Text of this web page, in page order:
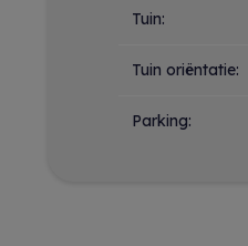
Tuin:
Tuin oriëntatie:
Parking: